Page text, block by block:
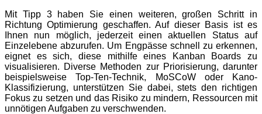
Mit Tipp 3 haben Sie einen weiteren, großen Schritt in
Richtung Optimierung geschaffen. Auf dieser Basis ist es
Ihnen nun möglich, jederzeit einen aktuellen Status auf
Einzelebene abzurufen. Um Engpässe schnell zu erkennen,
eignet es sich, diese mithilfe eines Kanban Boards zu
visualisieren. Diverse Methoden zur Priorisierung, darunter
beispielsweise Top-Ten-Technik, MoSCoW oder Kano-
Klassifizierung, unterstützen Sie dabei, stets den richtigen
Fokus zu setzen und das Risiko zu mindern, Ressourcen mit
unnötigen Aufgaben zu verschwenden.